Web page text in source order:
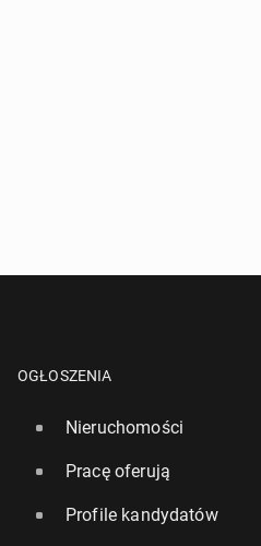
OGŁOSZENIA
Nieruchomości
Pracę oferują
Profile kandydatów